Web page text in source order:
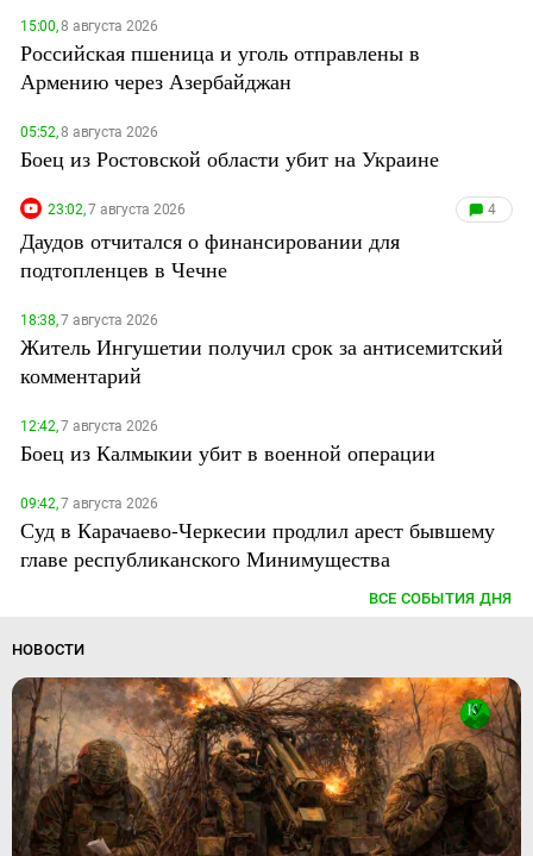
15:00,8 августа 2026
Российская пшеница и уголь отправлены в
Армению через Азербайджан
05:52,8 августа 2026
Боец из Ростовской области убит на Украине
23:02,7 августа 2026 4
Даудов отчитался о финансировании для
подтопленцев в Чечне
18:38,7 августа 2026
Житель Ингушетии получил срок за антисемитский
комментарий
12:42,7 августа 2026
Боец из Калмыкии убит в военной операции
09:42,7 августа 2026
Суд в Карачаево-Черкесии продлил арест бывшему
главе республиканского Минимущества
ВСЕ СОБЫТИЯ ДНЯ
НОВОСТИ